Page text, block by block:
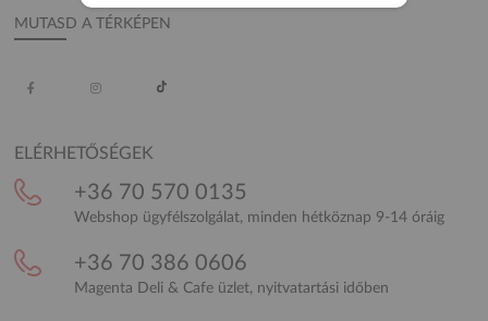
MUTASD A TÉRKÉPEN
ELÉRHETŐSÉGEK
+36 70 570 0135
Webshop ügyfélszolgálat, minden hétköznap 9-14 óráig
+36 70 386 0606
Magenta Deli & Cafe üzlet, nyitvatartási időben